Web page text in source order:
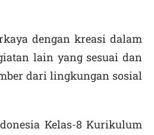
dengan kreasi dalam
lain yang sesuai dan
dari lingkungan sosial
Kelas-8 Kurikulum